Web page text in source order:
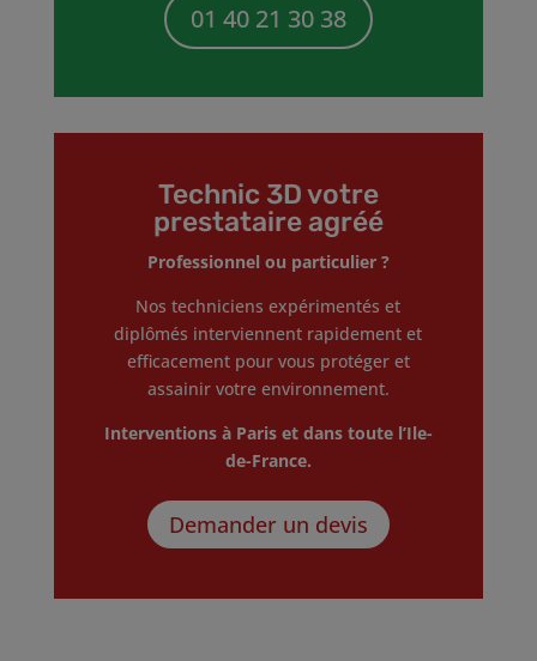
01 40 21 30 38
Technic 3D votre
prestataire agréé
Professionnel ou particulier ?
Nos techniciens expérimentés et
diplômés interviennent rapidement et
efficacement pour vous protéger et
assainir votre environnement.
Interventions à Paris et dans toute l’Ile-
de-France.
Demander un devis